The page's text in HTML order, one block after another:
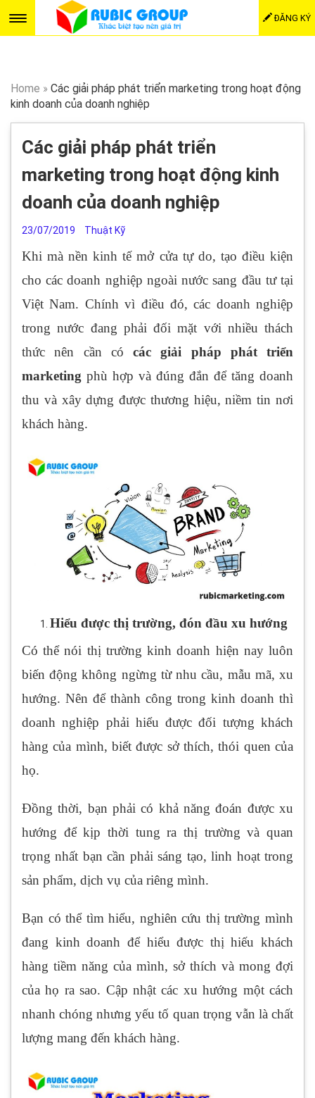
ĐĂNG KÝ
Home » Các giải pháp phát triển marketing trong hoạt động
kinh doanh của doanh nghiệp
Các giải pháp phát triển
marketing trong hoạt động kinh
doanh của doanh nghiệp
23/07/2019 Thuật Kỹ
Khi mà nền kinh tế mở cửa tự do, tạo điều kiện
cho các doanh nghiệp ngoài nước sang đầu tư tại
Việt Nam. Chính vì điều đó, các doanh nghiệp
trong nước đang phải đối mặt với nhiều thách
thức nên cần có các giải pháp phát triển
marketing phù hợp và đúng đắn để tăng doanh
thu và xây dựng được thương hiệu, niềm tin nơi
khách hàng.
Hiểu được thị trường, đón đầu xu hướng
Có thể nói thị trường kinh doanh hiện nay luôn
biến động không ngừng từ nhu cầu, mẫu mã, xu
hướng. Nên để thành công trong kinh doanh thì
doanh nghiệp phải hiểu được đối tượng khách
hàng của mình, biết được sở thích, thói quen của
họ.
Đồng thời, bạn phải có khả năng đoán được xu
hướng để kịp thời tung ra thị trường và quan
trọng nhất bạn cần phải sáng tạo, linh hoạt trong
sản phẩm, dịch vụ của riêng mình.
Bạn có thể tìm hiểu, nghiên cứu thị trường mình
đang kinh doanh để hiểu được thị hiếu khách
hàng tiềm năng của mình, sở thích và mong đợi
của họ ra sao. Cập nhật các xu hướng một cách
nhanh chóng nhưng yếu tố quan trọng vẫn là chất
lượng mang đến khách hàng.